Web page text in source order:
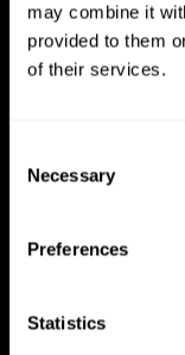
may combine it
provided to them
of their services.
Selection
Necessary
Preferences
Statistics